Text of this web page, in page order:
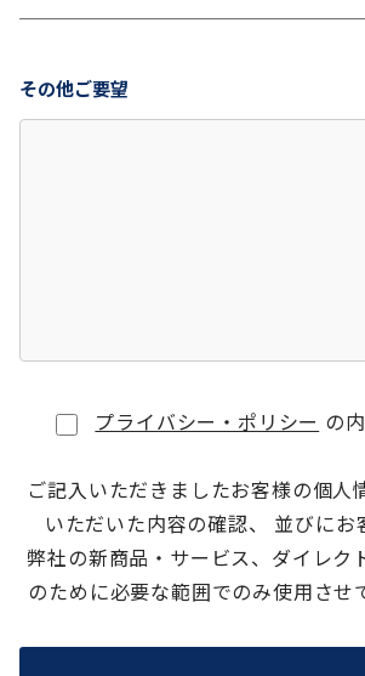
その他ご要望
プライバシー・ポリシー の
ご記入いただきましたお客様の個人
いただいた内容の確認、 並びにお
弊社の新商品・サービス、ダイレク
のために必要な範囲でのみ使用させ